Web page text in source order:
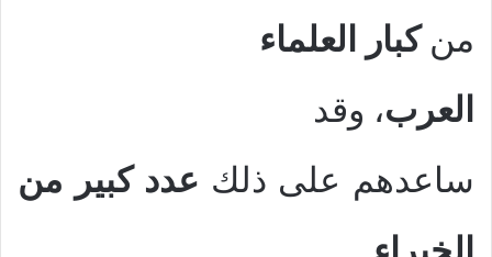
منكبار العلماء
العرب، وقد
ساعدهم على ذلك عدد كبير من